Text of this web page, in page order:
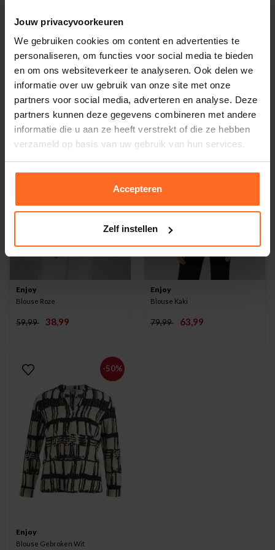
Jouw privacyvoorkeuren
We gebruiken cookies om content en advertenties te
personaliseren, om functies voor social media te bieden
en om ons websiteverkeer te analyseren. Ook delen we
informatie over uw gebruik van onze site met onze
partners voor social media, adverteren en analyse. Deze
partners kunnen deze gegevens combineren met andere
informatie die u aan ze heeft verstrekt of die ze hebben
verzameld op basis van uw gebruik van hun services.
Accepteren
Zelf instellen
Enjoy
Blouse Beige
59,99
Enjoy
Blouse Bruin
-35%
Enjoy
Blouse Roze
59,99 38,99
-20%
Enjoy
Blouse Kaki
79,99 63,99
-50%
Enjoy
Blouse Gebroken Wit